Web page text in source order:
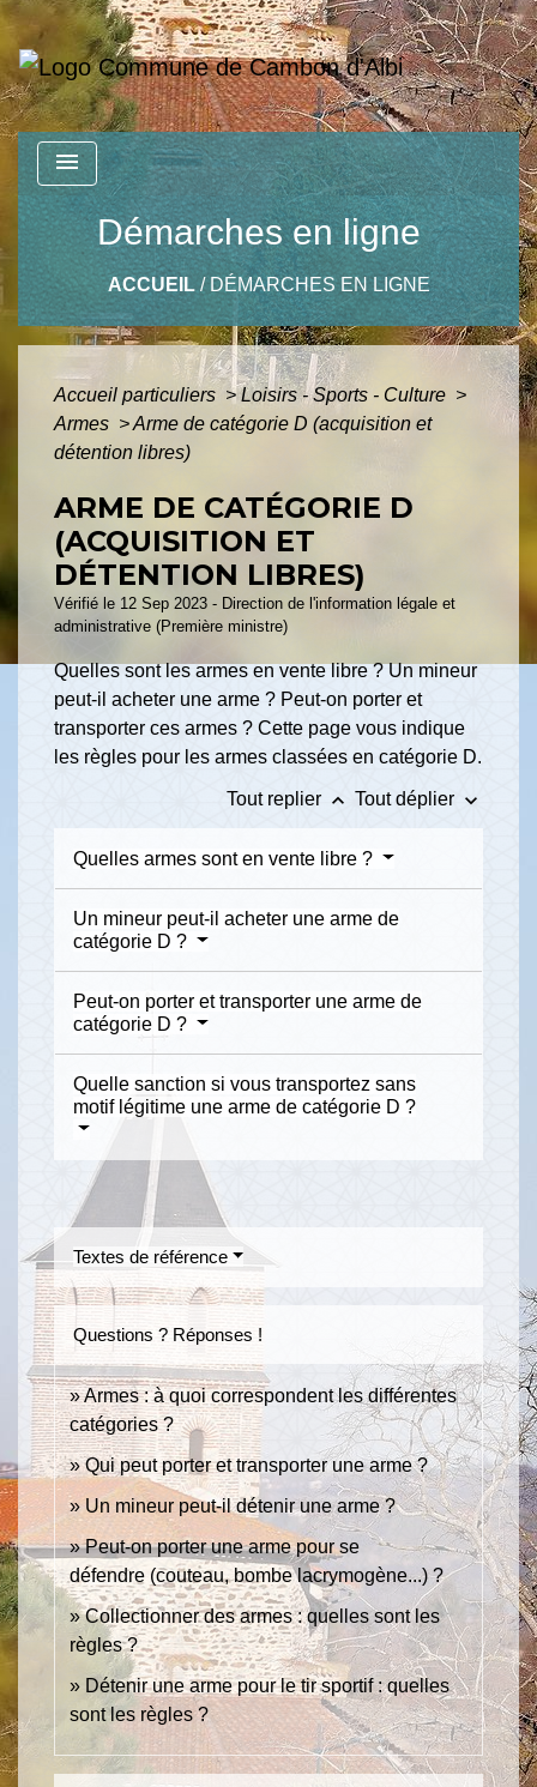
menu
Démarches en ligne
ACCUEIL/ DÉMARCHES EN LIGNE
Accueil particuliers > Loisirs - Sports - Culture >
Armes >Arme de catégorie D (acquisition et
détention libres)
ARME DE CATÉGORIE D
(ACQUISITION ET
DÉTENTION LIBRES)
Vérifié le 12 Sep 2023 - Direction de l'information légale et
administrative (Première ministre)
Quelles sont les armes en vente libre ? Un mineur
peut-il acheter une arme ? Peut-on porter et
transporter ces armes ? Cette page vous indique
les règles pour les armes classées en catégorie D.
Tout replier keyboard_arrow_up Tout déplier keyboard_arrow_down
Quelles armes sont en vente libre ?
Un mineur peut-il acheter une arme de
catégorie D ?
Peut-on porter et transporter une arme de
catégorie D ?
Quelle sanction si vous transportez sans
motif légitime une arme de catégorie D ?
Textes de référence
Questions ? Réponses !
Armes : à quoi correspondent les différentes
catégories ?
Qui peut porter et transporter une arme ?
Un mineur peut-il détenir une arme ?
Peut-on porter une arme pour se
défendre (couteau, bombe lacrymogène...) ?
Collectionner des armes : quelles sont les
règles ?
Détenir une arme pour le tir sportif : quelles
sont les règles ?